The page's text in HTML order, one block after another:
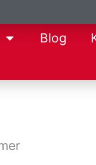
Blog